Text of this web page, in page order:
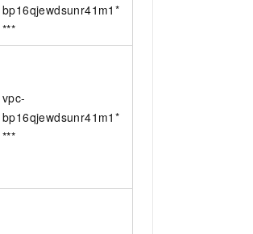
bp16qjewdsunr41m1*
***
vpc-
bp16qjewdsunr41m1*
***